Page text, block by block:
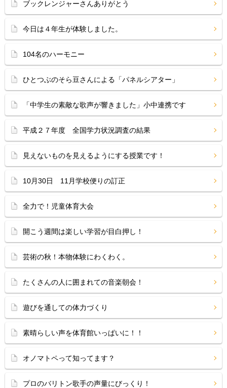
ブックレンジャーさんありがとう
今日は４年生が体験しました。
104名のハーモニー
ひとつぶのそら豆さんによる「パネルシアター」
「中学生の素敵な歌声が響きました」小中連携です
平成２７年度 全国学力状況調査の結果
見えないものを見えるようにする授業です！
10月30日 11月学校便りの訂正
全力で！児童体育大会
開こう週間は楽しい学習が目白押し！
芸術の秋！本物体験にわくわく。
たくさんの人に囲まれての音楽朝会！
遊びを通しての体力づくり
素晴らしい声を体育館いっぱいに！！
オノマトペって知ってます？
プロのバリトン歌手の声量にびっくり！